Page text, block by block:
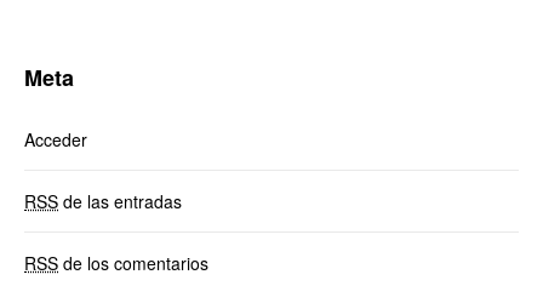
Meta
Acceder
RSS de las entradas
RSS de los comentarios